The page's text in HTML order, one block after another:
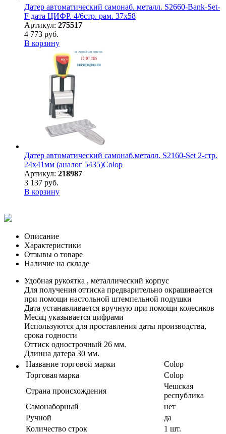
Датер автоматический самонаб. металл. S2660-Bank-Set-
F дата ЦИФР. 4/6стр. рам. 37х58
Артикул: 275517
4 773 руб.
В корзину
Датер автоматический самонаб.металл. S2160-Set 2-стр.
24х41мм (аналог 5435)Colop
Артикул: 218987
3 137 руб.
В корзину
Описание
Характеристики
Отзывы о товаре
Наличие на складе
Удобная рукоятка , металлический корпус
Для получения оттиска предварительно окрашивается
при помощи настольной штемпельной подушки
Дата устанавливается вручную при помощи колесиков
Месяц указывается цифрами
Используются для проставления даты производства,
срока годности
Оттиск однострочный 26 мм.
Длинна датера 30 мм.
Название торговой марки
Colop
Торговая марка
Colop
Страна происхождения
Чешская
республика
Самонаборный
нет
Ручной
да
Количество строк
1 шт.